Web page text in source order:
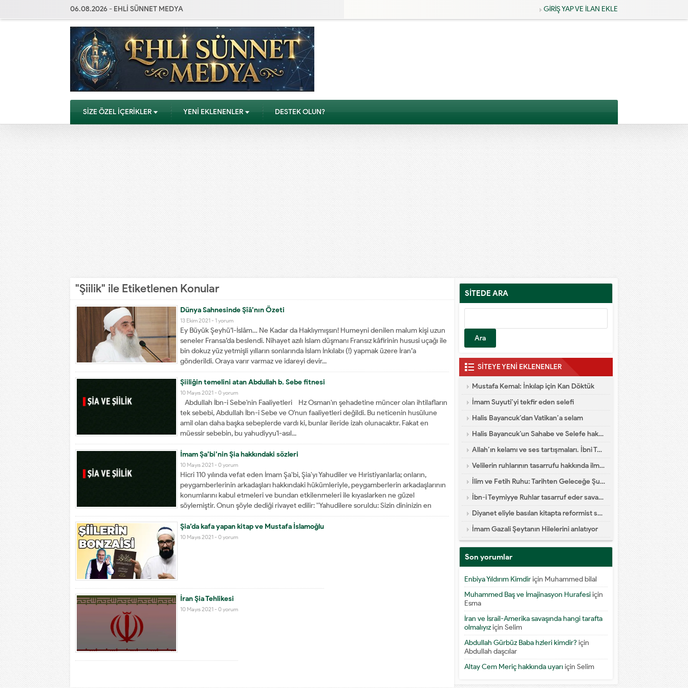
06.08.2026 - EHLİ SÜNNET MEDYA GİRİŞ YAP VE İLAN EKLE
SİZE ÖZEL İÇERİKLER YENİ EKLENENLER DESTEK OLUN?
"Şiilik" ile Etiketlenen Konular
Dünya Sahnesinde Şîâ’nın Özeti
13 Ekim 2021 - 1 yorum
Ey Büyük Şeyhü’l-İslâm… Ne Kadar da Haklıymışsın! Humeyni denilen malum kişi uzun
seneler Fransa’da beslendi. Nihayet azılı İslam düşmanı Fransız kâfirinin hususi uçağı ile
bin dokuz yüz yetmişli yılların sonlarında İslam İnkılabı (!) yapmak üzere İran’a
gönderildi. Oraya varır varmaz ve idareyi devir...
Şiiliğin temelini atan Abdullah b. Sebe fitnesi
10 Mayıs 2021 - 0 yorum
Abdullah İbn-i Sebe'nin Faaliyetleri Hz Osman'ın şehadetine müncer olan ihtilafların
tek sebebi, Abdullah İbn-i Sebe ve O'nun faaliyetleri değildi. Bu neticenin husülune
amil olan daha başka sebeplerde vardı ki, bunlar ileride izah olunacaktır. Fakat en
müessir sebebin, bu yahudiyyu'l-asıl...
İmam Şa’bi’nin Şia hakkındaki sözleri
10 Mayıs 2021 - 0 yorum
Hicri 110 yılında vefat eden İmam Şaʹbi, Şiaʹyı Yahudiler ve Hıristiyanlarla; onların,
peygamberlerinin arkadaşları hakkındaki hükümleriyle, peygamberlerin arkadaşlarının
konumlarını kabul etmeleri ve bundan etkilenmeleri ile kıyaslarken ne güzel
söylemiştir. Onun şöyle dediği rivayet edilir: ʺYahudilere soruldu: Sizin dininizin en
hayırlı insanları kimler?...
Şia’da kafa yapan kitap ve Mustafa İslamoğlu
10 Mayıs 2021 - 0 yorum
İran Şia Tehlikesi
10 Mayıs 2021 - 0 yorum
SİTEDE ARA
SİTEYE YENİ EKLENENLER
Mustafa Kemal: İnkılap için Kan Döktük
İmam Suyuti’yi tekfir eden selefi
Halis Bayancuk’dan Vatikan’a selam
Halis Bayancuk’un Sahabe ve Selefe hakareti
Allah’ın kelamı ve ses tartışmaları. İbni Teymiyye dalaleti
Velilerin ruhlarının tasarrufu hakkında ilmi yazı
İlim ve Fetih Ruhu: Tarihten Geleceğe Şuur Köprüsü
İbn-i Teymiyye Ruhlar tasarruf eder savaşa katılır diyor
Diyanet eliyle basılan kitapta reformist skandal
İmam Gazali Şeytanın Hilelerini anlatıyor
Son yorumlar
Enbiya Yıldırım Kimdiriçin Muhammed bilal
Muhammed Baş ve İmajinasyon Hurafesiiçin
Esma
İran ve İsrail-Amerika savaşında hangi tarafta
olmalıyıziçin Selim
Abdullah Gürbüz Baba hzleri kimdir?için
Abdullah daşcılar
Altay Cem Meriç hakkında uyarıiçin Selim